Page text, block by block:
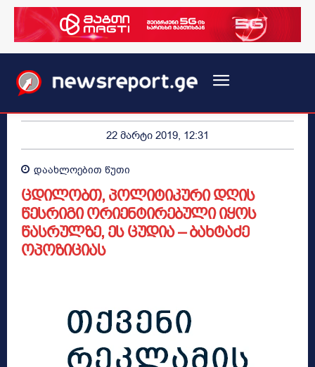
22 მარტი 2019, 12:31
დაახლოებით წუთი
ცდილობთ, პოლიტიკური დღის
წესრიგი ორიენტირებული იყოს
წასრულზე, ეს ცუდია – ბახტაძე
ოპოზიციას